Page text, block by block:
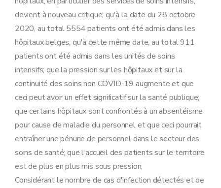
devient à nouveau critique; qu'à la date du 28 octobre
2020, au total 5554 patients ont été admis dans les
hôpitaux belges; qu'à cette même date, au total 911
patients ont été admis dans les unités de soins
intensifs; que la pression sur les hôpitaux et sur la
continuité des soins non COVID-19 augmente et que
ceci peut avoir un effet significatif sur la santé publique;
que certains hôpitaux sont confrontés à un absentéisme
pour cause de maladie du personnel et que ceci pourrait
entraîner une pénurie de personnel dans le secteur des
soins de santé; que l'accueil des patients sur le territoire
est de plus en plus mis sous pression;
Considérant le nombre de cas d'infection détectés et de